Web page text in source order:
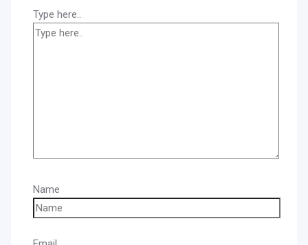
Type here..
Name